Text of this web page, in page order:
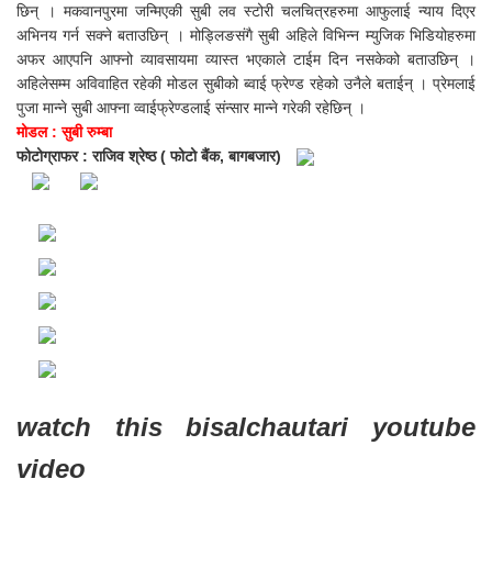
छिन् । मकवानपुरमा जन्मिएकी सुबी लव स्टोरी चलचित्रहरुमा आफुलाई न्याय दिएर
अभिनय गर्न सक्ने बताउछिन् । मोड्लिङसंगै सुबी अहिले विभिन्न म्युजिक भिडियोहरुमा
अफर आएपनि आफ्नो व्यावसायमा व्यास्त भएकाले टाईम दिन नसकेको बताउछिन् ।
अहिलेसम्म अविवाहित रहेकी मोडल सुबीको ब्वाई फ्रेण्ड रहेको उनैले बताईन् । प्रेमलाई
पुजा मान्ने सुबी आफ्ना व्वाईफ्रेण्डलाई संन्सार मान्ने गरेकी रहेछिन् ।
मोडल : सुबी रुम्बा
फोटोग्राफर : राजिव श्रेष्ठ ( फोटो बैंक, बागबजार)
watch this bisalchautari youtube
video